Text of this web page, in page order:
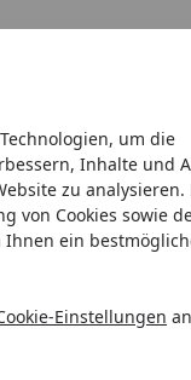
um die
Inhalte und
zu analysieren.
von Cookies sowie
ein
Einstellungen